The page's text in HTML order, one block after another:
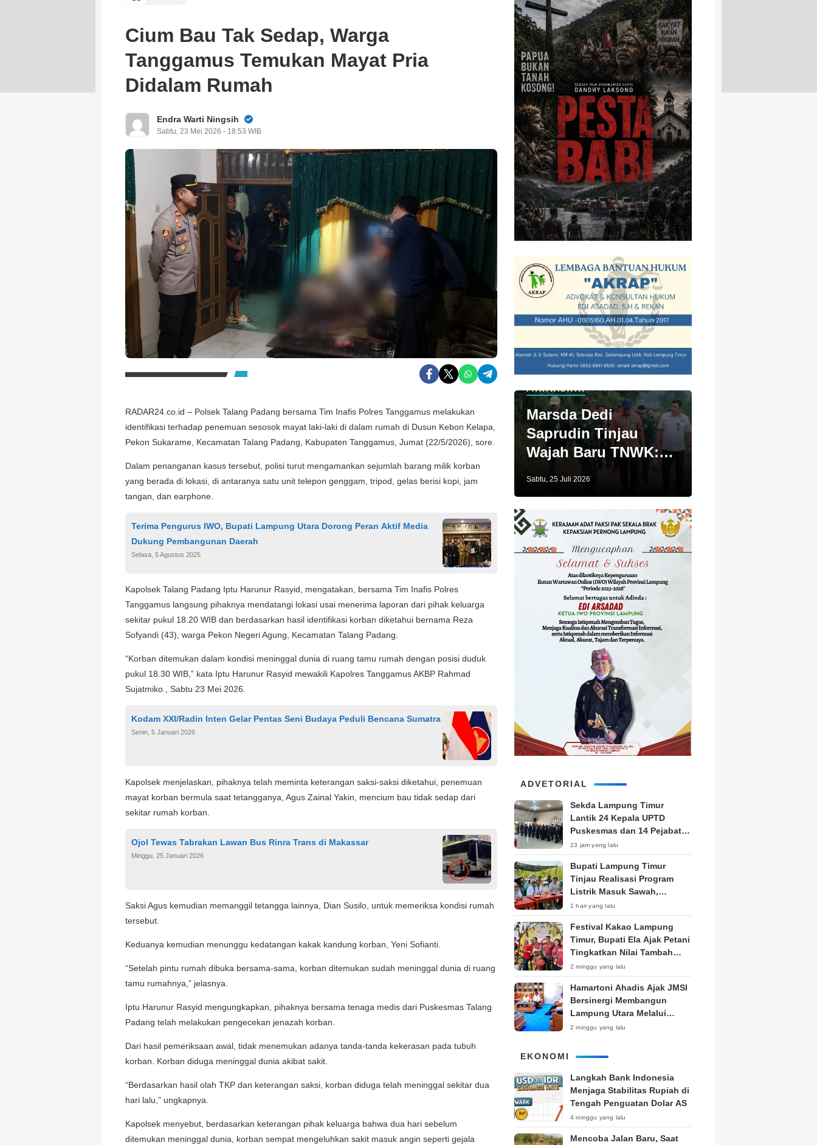
Cium Bau Tak Sedap, Warga
Tanggamus Temukan Mayat Pria
Didalam Rumah
Endra Warti Ningsih
Sabtu, 23 Mei 2026 - 18:53 WIB
RADAR24.co.id – Polsek Talang Padang bersama Tim Inafis Polres Tanggamus melakukan
identifikasi terhadap penemuan sesosok mayat laki-laki di dalam rumah di Dusun Kebon Kelapa,
Pekon Sukarame, Kecamatan Talang Padang, Kabupaten Tanggamus, Jumat (22/5/2026), sore.
Dalam penanganan kasus tersebut, polisi turut mengamankan sejumlah barang milik korban
yang berada di lokasi, di antaranya satu unit telepon genggam, tripod, gelas berisi kopi, jam
tangan, dan earphone.
Terima Pengurus IWO, Bupati Lampung Utara Dorong Peran Aktif Media
Dukung Pembangunan Daerah
Selasa, 5 Agustus 2025
Kapolsek Talang Padang Iptu Harunur Rasyid, mengatakan, bersama Tim Inafis Polres
Tanggamus langsung pihaknya mendatangi lokasi usai menerima laporan dari pihak keluarga
sekitar pukul 18.20 WIB dan berdasarkan hasil identifikasi korban diketahui bernama Reza
Sofyandi (43), warga Pekon Negeri Agung, Kecamatan Talang Padang.
“Korban ditemukan dalam kondisi meninggal dunia di ruang tamu rumah dengan posisi duduk
pukul 18.30 WIB,” kata Iptu Harunur Rasyid mewakili Kapolres Tanggamus AKBP Rahmad
Sujatmiko., Sabtu 23 Mei 2026.
Kodam XXI/Radin Inten Gelar Pentas Seni Budaya Peduli Bencana Sumatra
Senin, 5 Januari 2026
Kapolsek menjelaskan, pihaknya telah meminta keterangan saksi-saksi diketahui, penemuan
mayat korban bermula saat tetangganya, Agus Zainal Yakin, mencium bau tidak sedap dari
sekitar rumah korban.
Ojol Tewas Tabrakan Lawan Bus Rinra Trans di Makassar
Minggu, 25 Januari 2026
Saksi Agus kemudian memanggil tetangga lainnya, Dian Susilo, untuk memeriksa kondisi rumah
tersebut.
Keduanya kemudian menunggu kedatangan kakak kandung korban, Yeni Sofianti.
“Setelah pintu rumah dibuka bersama-sama, korban ditemukan sudah meninggal dunia di ruang
tamu rumahnya,” jelasnya.
Iptu Harunur Rasyid mengungkapkan, pihaknya bersama tenaga medis dari Puskesmas Talang
Padang telah melakukan pengecekan jenazah korban.
Dari hasil pemeriksaan awal, tidak menemukan adanya tanda-tanda kekerasan pada tubuh
korban. Korban diduga meninggal dunia akibat sakit.
“Berdasarkan hasil olah TKP dan keterangan saksi, korban diduga telah meninggal sekitar dua
hari lalu,” ungkapnya.
Kapolsek menyebut, berdasarkan keterangan pihak keluarga bahwa dua hari sebelum
ditemukan meninggal dunia, korban sempat mengeluhkan sakit masuk angin seperti gejala
PARIWISATA
Marsda Dedi
Saprudin Tinjau
Wajah Baru TNWK:
Sabtu, 25 Juli 2026
ADVETORIAL
‎Sekda Lampung Timur
Lantik 24 Kepala UPTD
Puskesmas dan 14 Pejabat
Fungsional, Dorong Inovasi
dan Pelayanan Prima
23 jam yang lalu
Bupati Lampung Timur
Tinjau Realisasi Program
Listrik Masuk Sawah,
Siapkan Subsidi KWH untuk
Petani
1 hari yang lalu
‎Festival Kakao Lampung
Timur, Bupati Ela Ajak Petani
Tingkatkan Nilai Tambah
Produk
2 minggu yang lalu
Hamartoni Ahadis Ajak JMSI
Bersinergi Membangun
Lampung Utara Melalui
Pemberitaan
2 minggu yang lalu
EKONOMI
Langkah Bank Indonesia
Menjaga Stabilitas Rupiah di
Tengah Penguatan Dolar AS
4 minggu yang lalu
Mencoba Jalan Baru, Saat